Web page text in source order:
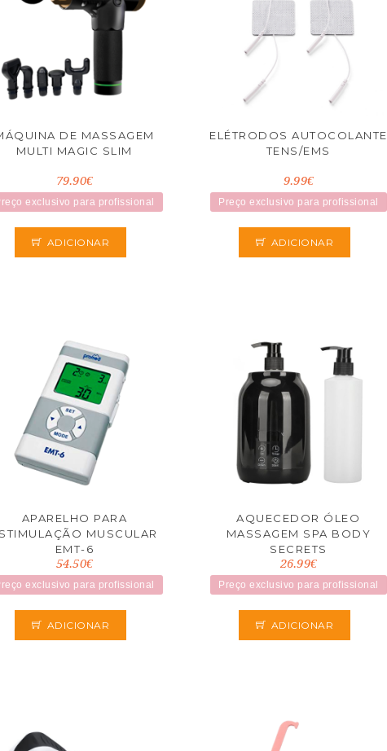
DE MASSAGEM
MULTI MAGIC SLIM
79.90€
exclusivo para profissional
ADICIONAR
ELÉTRODOS AUTOCOLANTE
TENS/EMS
9.99€
Preço exclusivo para profissional
ADICIONAR
APARELHO PARA
MUSCULAR
EMT-6
54.50€
exclusivo para profissional
ADICIONAR
AQUECEDOR ÓLEO
MASSAGEM SPA BODY
SECRETS
26.99€
Preço exclusivo para profissional
ADICIONAR